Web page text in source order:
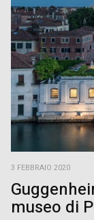
3 FEBBRAIO 2020
museo di